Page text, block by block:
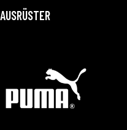
AUSRÜSTER